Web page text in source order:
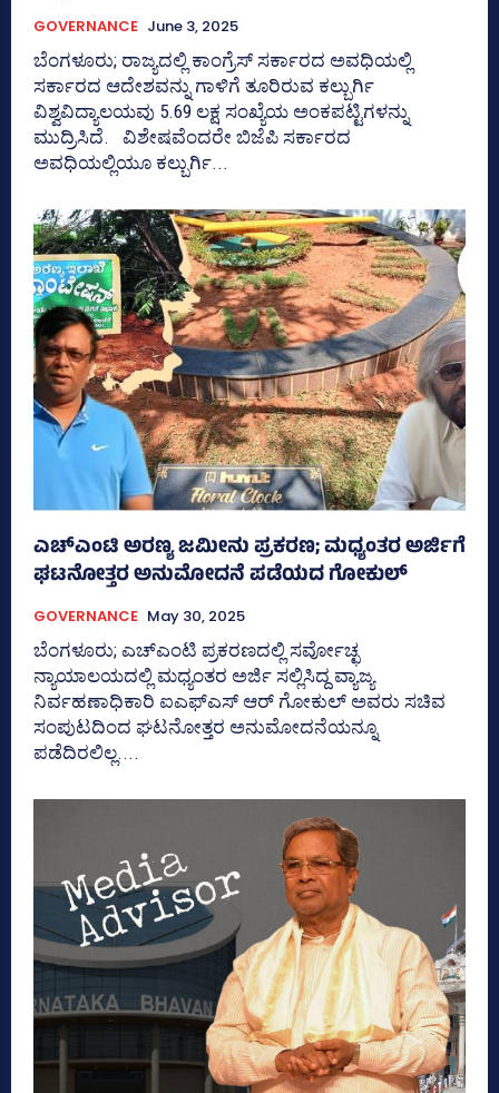
GOVERNANCE June 3, 2025
ಬೆಂಗಳೂರು; ರಾಜ್ಯದಲ್ಲಿ ಕಾಂಗ್ರೆಸ್‌ ಸರ್ಕಾರದ ಅವಧಿಯಲ್ಲಿ
ಸರ್ಕಾರದ ಆದೇಶವನ್ನು ಗಾಳಿಗೆ ತೂರಿರುವ ಕಲ್ಬುರ್ಗಿ
ವಿಶ್ವವಿದ್ಯಾಲಯವು 5.69 ಲಕ್ಷ ಸಂಖ್ಯೆಯ ಅಂಕಪಟ್ಟಿಗಳನ್ನು
ಮುದ್ರಿಸಿದೆ. ವಿಶೇಷವೆಂದರೇ ಬಿಜೆಪಿ ಸರ್ಕಾರದ
ಅವಧಿಯಲ್ಲಿಯೂ ಕಲ್ಬುರ್ಗಿ...
ಎಚ್‌ಎಂಟಿ ಅರಣ್ಯ ಜಮೀನು ಪ್ರಕರಣ; ಮಧ್ಯಂತರ ಅರ್ಜಿಗೆ
ಘಟನೋತ್ತರ ಅನುಮೋದನೆ ಪಡೆಯದ ಗೋಕುಲ್‌
GOVERNANCE May 30, 2025
ಬೆಂಗಳೂರು; ಎಚ್‌ಎಂಟಿ ಪ್ರಕರಣದಲ್ಲಿ ಸರ್ವೋಚ್ಛ
ನ್ಯಾಯಾಲಯದಲ್ಲಿ ಮಧ್ಯಂತರ ಅರ್ಜಿ ಸಲ್ಲಿಸಿದ್ದ ವ್ಯಾಜ್ಯ
ನಿರ್ವಹಣಾಧಿಕಾರಿ ಐಎಫ್‌ಎಸ್‌ ಆರ್‍‌ ಗೋಕುಲ್‌ ಅವರು ಸಚಿವ
ಸಂಪುಟದಿಂದ ಘಟನೋತ್ತರ ಅನುಮೋದನೆಯನ್ನೂ
ಪಡೆದಿರಲಿಲ್ಲ....